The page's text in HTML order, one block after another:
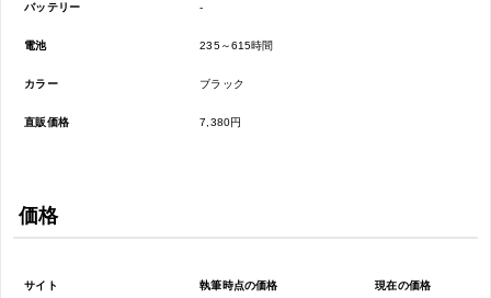
バッテリー -
電池 235～615時間
カラー ブラック
直販価格 7,380円
価格
サイト 執筆時点の価格 現在の価格